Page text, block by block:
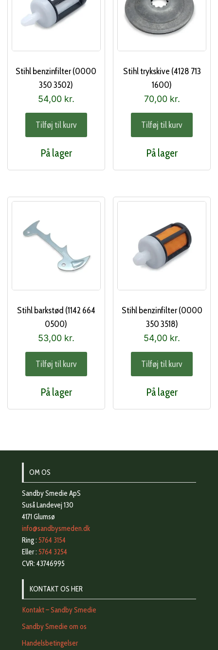
Stihl benzinfilter (0000
350 3502)
54,00 kr.
Tilføj til kurv
På lager
Stihl trykskive (4128 713
1600)
70,00 kr.
Tilføj til kurv
På lager
Stihl barkstød (1142 664
0500)
53,00 kr.
Tilføj til kurv
På lager
Stihl benzinfilter (0000
350 3518)
54,00 kr.
Tilføj til kurv
På lager
OM OS
Sandby Smedie ApS
Suså Landevej 130
4171 Glumsø
info@sandbysmeden.dk
Ring : 5764 3154
Eller : 5764 3254
CVR: 43746995
KONTAKT OS HER
Kontakt – Sandby Smedie
Sandby Smedie om os
Handelsbetingelser